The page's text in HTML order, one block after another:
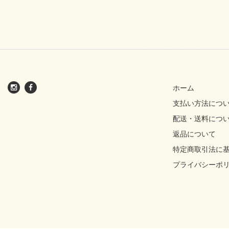
ホーム
支払い方法につ
配送・送料につ
返品について
特定商取引法に
プライバシーポ